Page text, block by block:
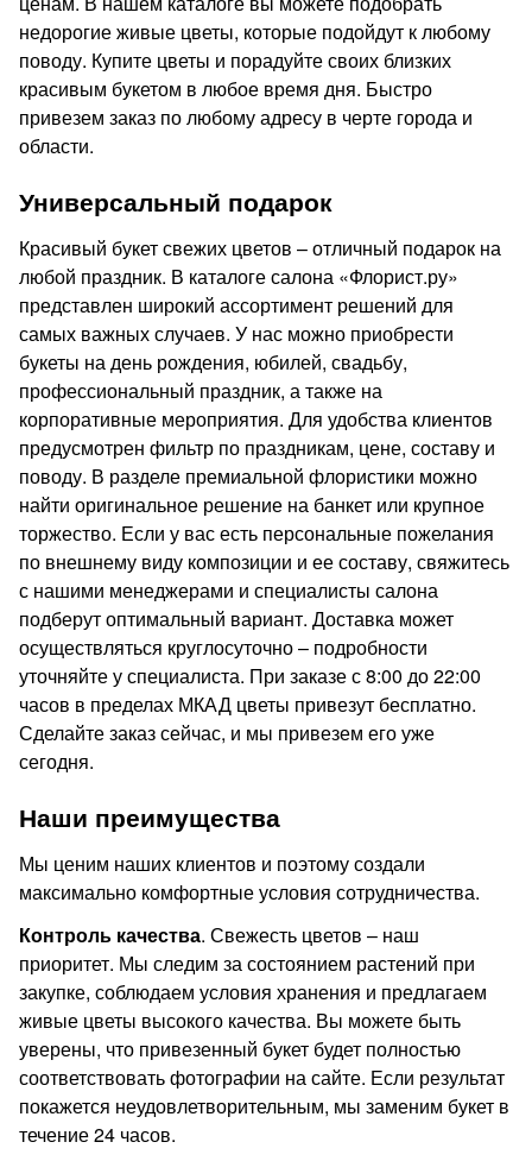
недорогие живые цветы, которые подойдут к любому
поводу. Купите цветы и порадуйте своих близких
красивым букетом в любое время дня. Быстро
привезем заказ по любому адресу в черте города и
области.
Универсальный подарок
Красивый букет свежих цветов – отличный подарок на
любой праздник. В каталоге салона «Флорист.ру»
представлен широкий ассортимент решений для
самых важных случаев. У нас можно приобрести
букеты на день рождения, юбилей, свадьбу,
профессиональный праздник, а также на
корпоративные мероприятия. Для удобства клиентов
предусмотрен фильтр по праздникам, цене, составу и
поводу. В разделе премиальной флористики можно
найти оригинальное решение на банкет или крупное
торжество. Если у вас есть персональные пожелания
по внешнему виду композиции и ее составу, свяжитесь
с нашими менеджерами и специалисты салона
подберут оптимальный вариант. Доставка может
осуществляться круглосуточно – подробности
уточняйте у специалиста. При заказе с 8:00 до 22:00
часов в пределах МКАД цветы привезут бесплатно.
Сделайте заказ сейчас, и мы привезем его уже
сегодня.
Наши преимущества
Мы ценим наших клиентов и поэтому создали
максимально комфортные условия сотрудничества.
Контроль качества. Свежесть цветов – наш
приоритет. Мы следим за состоянием растений при
закупке, соблюдаем условия хранения и предлагаем
живые цветы высокого качества. Вы можете быть
уверены, что привезенный букет будет полностью
соответствовать фотографии на сайте. Если результат
покажется неудовлетворительным, мы заменим букет в
течение 24 часов.